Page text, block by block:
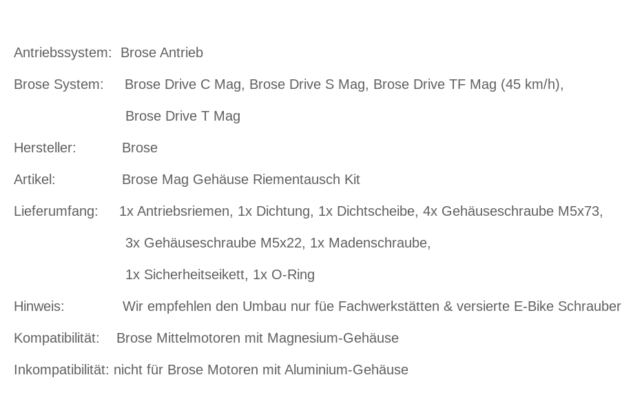
Antriebssystem: Brose Antrieb
Brose System: Brose Drive C Mag, Brose Drive S Mag, Brose Drive TF Mag (45 km/h),
Brose Drive T Mag
Hersteller: Brose
Artikel: Brose Mag Gehäuse Riementausch Kit
Lieferumfang: 1x Antriebsriemen, 1x Dichtung, 1x Dichtscheibe, 4x Gehäuseschraube M5x73,
3x Gehäuseschraube M5x22, 1x Madenschraube,
1x Sicherheitseikett, 1x O-Ring
Hinweis: Wir empfehlen den Umbau nur füe Fachwerkstätten & versierte E-Bike Schrauber
Kompatibilität: Brose Mittelmotoren mit Magnesium-Gehäuse
Inkompatibilität: nicht für Brose Motoren mit Aluminium-Gehäuse